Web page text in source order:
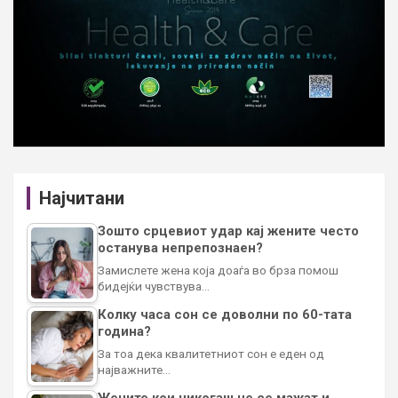
Најчитани
Зошто срцевиот удар кај жените често
останува непрепознаен?
Замислете жена која доаѓа во брза помош
бидејќи чувствува…
Колку часа сон се доволни по 60-тата
година?
За тоа дека квалитетниот сон е еден од
најважните…